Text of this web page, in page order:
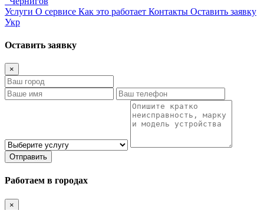
Услуги О сервисе Как это работает Контакты Оставить заявку
Укр
Оставить заявку
×
Отправить
Работаем в городах
×